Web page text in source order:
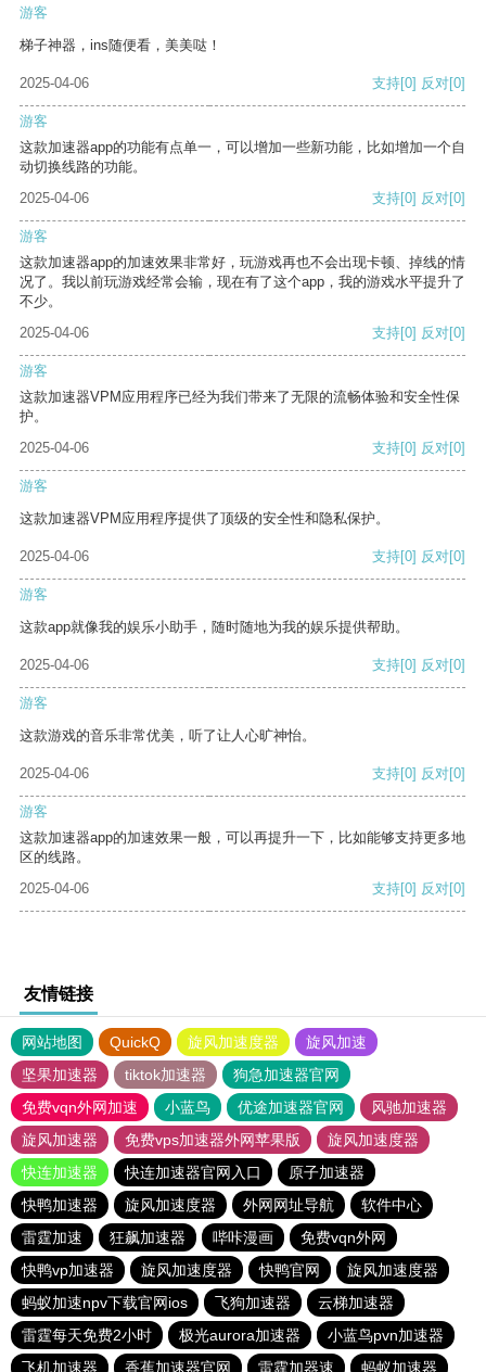
游客
梯子神器，ins随便看，美美哒！
2025-04-06 支持[0] 反对[0]
游客
这款加速器app的功能有点单一，可以增加一些新功能，比如增加一个自
动切换线路的功能。
2025-04-06
支持[0] 反对[0]
游客
这款加速器app的加速效果非常好，玩游戏再也不会出现卡顿、掉线的情
况了。我以前玩游戏经常会输，现在有了这个app，我的游戏水平提升了
不少。
2025-04-06
支持[0] 反对[0]
游客
这款加速器VPM应用程序已经为我们带来了无限的流畅体验和安全性保
护。
2025-04-06
支持[0] 反对[0]
游客
这款加速器VPM应用程序提供了顶级的安全性和隐私保护。
2025-04-06 支持[0] 反对[0]
游客
这款app就像我的娱乐小助手，随时随地为我的娱乐提供帮助。
2025-04-06 支持[0] 反对[0]
游客
这款游戏的音乐非常优美，听了让人心旷神怡。
2025-04-06 支持[0] 反对[0]
游客
这款加速器app的加速效果一般，可以再提升一下，比如能够支持更多地
区的线路。
2025-04-06
支持[0] 反对[0]
友情链接
网站地图 QuickQ 旋风加速度器
旋风加速
坚果加速器
tiktok加速器
狗急加速器官网
免费vqn外网加速
小蓝鸟 优途加速器官网
风驰加速器
旋风加速器
免费vps加速器外网苹果版
旋风加速度器
快连加速器
快连加速器官网入口
原子加速器
快鸭加速器
旋风加速度器 外网网址导航
软件中心
雷霆加速
狂飙加速器 哔咔漫画
免费vqn外网
快鸭vp加速器
旋风加速度器 快鸭官网
旋风加速度器
蚂蚁加速npv下载官网ios
飞狗加速器
云梯加速器
雷霆每天免费2小时
极光aurora加速器
小蓝鸟pvn加速器
飞机加速器
香蕉加速器官网 雷霆加器速 蚂蚁加速器